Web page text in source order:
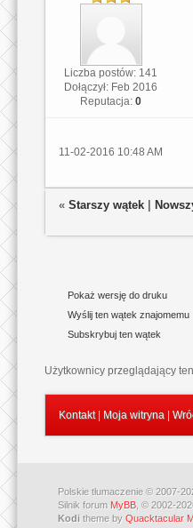
Liczba postów: 141
Dołączył: Feb 2016
Reputacja: 0
11-02-2016 10:48 AM
« Starszy wątek
Pokaż wersję do druku
Wyślij ten wątek znajomemu
Subskrybuj ten wątek
Użytkownicy przeglądający
Kontakt| Moja witryna
Polskie tłumaczenie © 2007-
Silnik forum MyBB , © 2002-
Kodi theme by Quacktacular